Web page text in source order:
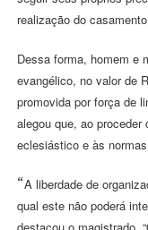
realização do
Dessa forma, homem e
evangélico, no valor de
promovida por força de
alegou que, ao
eclesiástico e às
“A liberdade de
qual este não poderá